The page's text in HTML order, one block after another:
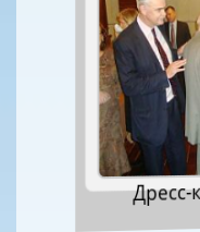
Дресс-